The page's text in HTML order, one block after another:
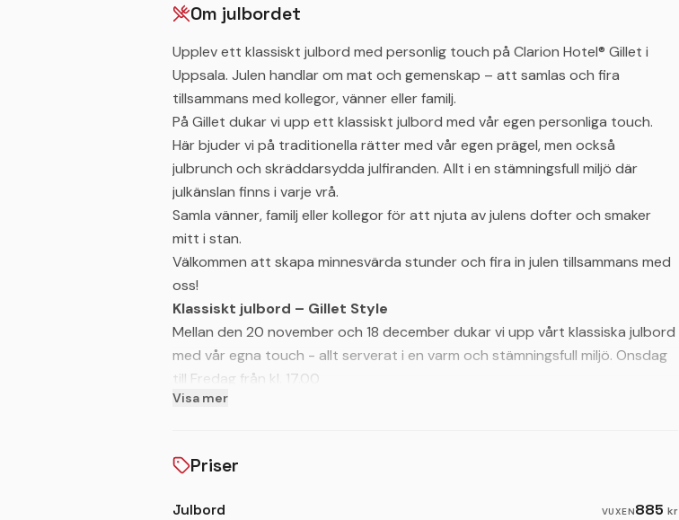
Om julbordet
Upplev ett klassiskt julbord med personlig touch på Clarion Hotel® Gillet i
Uppsala. Julen handlar om mat och gemenskap – att samlas och fira
tillsammans med kollegor, vänner eller familj.
På Gillet dukar vi upp ett klassiskt julbord med vår egen personliga touch.
Här bjuder vi på traditionella rätter med vår egen prägel, men också
julbrunch och skräddarsydda julfiranden. Allt i en stämningsfull miljö där
julkänslan finns i varje vrå.
Samla vänner, familj eller kollegor för att njuta av julens dofter och smaker
mitt i stan.
Välkommen att skapa minnesvärda stunder och fira in julen tillsammans med
oss!
Klassiskt julbord – Gillet Style
Mellan den 20 november och 18 december dukar vi upp vårt klassiska julbord
med vår egna touch - allt serverat i en varm och stämningsfull miljö. Onsdag
till Fredag från kl. 17.00
Brunch X-mas Edition
Visa mer
Priser
Julbord VUXEN885 kr